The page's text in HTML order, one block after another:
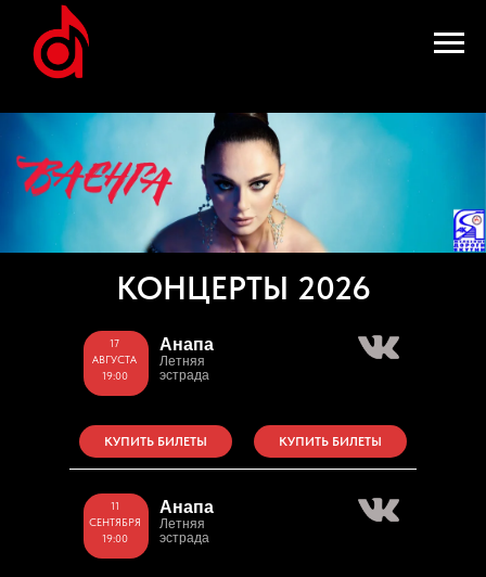
КОНЦЕРТЫ 2026
КУПИТЬ БИЛЕТЫ
КУПИТЬ БИЛЕТЫ
Летняя
эстрада
Анапа
17
АВГУСТА
19:00
Летняя
эстрада
Анапа
11
СЕНТЯБРЯ
19:00